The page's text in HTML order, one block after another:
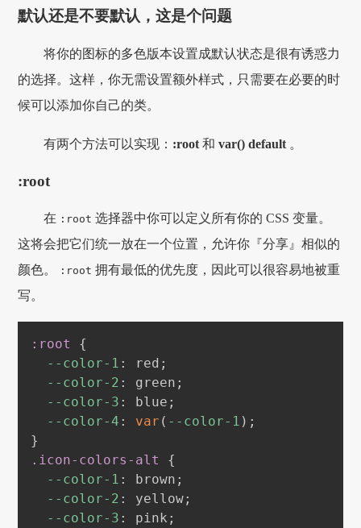
默认还是不要默认，这是个问题
将你的图标的多色版本设置成默认状态是很有诱惑力
的选择。这样，你无需设置额外样式，只需要在必要的时
候可以添加你自己的类。
有两个方法可以实现： :root 和var() default 。
:root
在 :root 选择器中你可以定义所有你的 CSS 变量。
这将会把它们统一放在一个位置，允许你『分享』相似的
颜色。
:root 拥有最低的优先度，因此可以很容易地被重
写。
:root
{
--color-1 : red ;
--color-2 : green ;
--color-3 : blue ;
--color-4 : var ( --color-1 ) ;
}
.icon-colors-alt
{
--color-1 : brown ;
--color-2 : yellow;
--color-3 : pink ;